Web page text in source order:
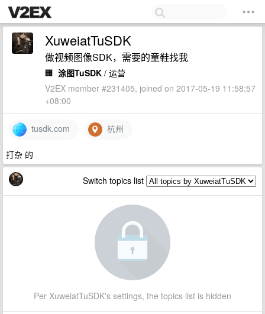
XuweiatTuSDK
做视频图像SDK，需要的童鞋找我
🏢 涂图TuSDK / 运营
V2EX member #231405, joined on 2017-05-19 11:58:57
+08:00
tusdk.com 杭州
打杂 的
Switch topics list
Per XuweiatTuSDK's settings, the topics list is hidden